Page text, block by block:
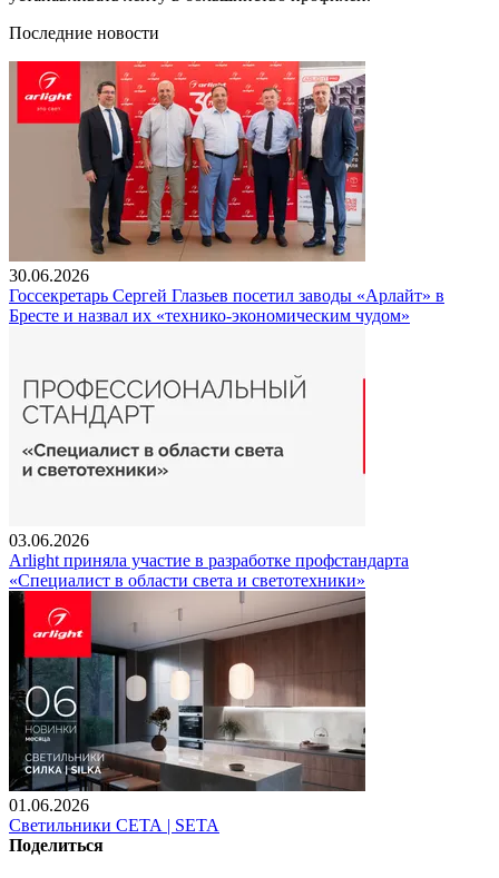
Последние новости
30.06.2026
Госсекретарь Сергей Глазьев посетил заводы «Арлайт» в
Бресте и назвал их «технико-экономическим чудом»
03.06.2026
Arlight приняла участие в разработке профстандарта
«Специалист в области света и светотехники»
01.06.2026
Светильники СЕТА | SETA
Поделиться